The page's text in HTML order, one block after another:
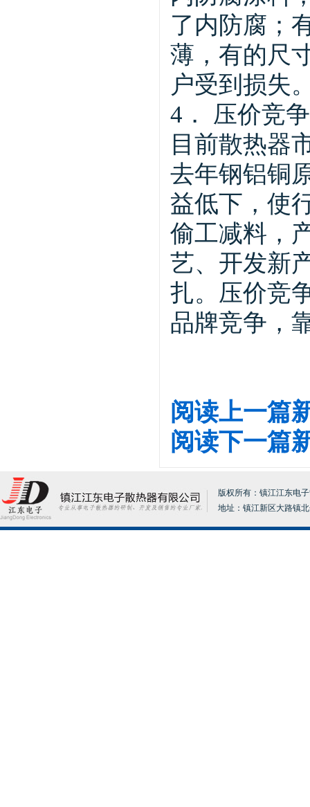
了内防腐；
薄，有的尺
户受到损失
4． 压价竞争
目前散热器
去年钢铝铜
益低下，使
偷工减料，
艺、开发新
扎。压价竞
品牌竞争，
阅读上一篇
阅读下一篇
版权所有：镇江江东电
地址：镇江新区大路镇